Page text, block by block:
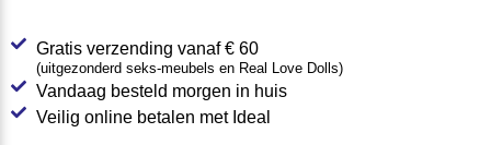
Gratis verzending vanaf € 60
(uitgezonderd seks-meubels en Real Love Dolls)
Vandaag besteld morgen in huis
Veilig online betalen met Ideal